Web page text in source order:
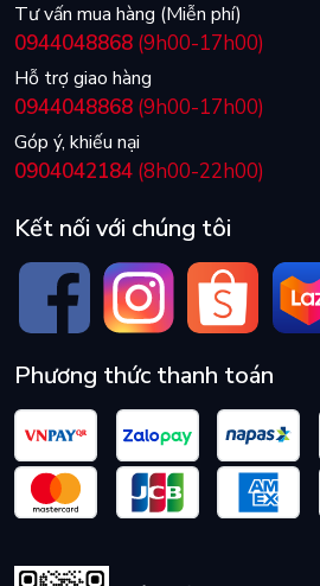
Tư vấn mua hàng (Miễn phí)
0944048868 (9h00-17h00)
Hỗ trợ giao hàng
0944048868 (9h00-17h00)
Góp ý, khiếu nại
0904042184 (8h00-22h00)
Kết nối với chúng tôi
Phương thức thanh toán